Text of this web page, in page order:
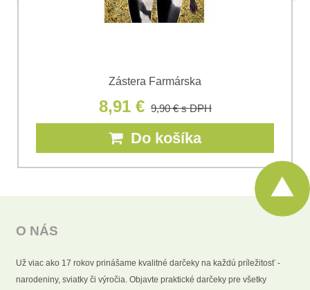
Zástera Farmárska
8,91 € 9,90 €s DPH
Do košíka
O NÁS
Už viac ako 17 rokov prinášame kvalitné darčeky na každú príležitosť -
narodeniny, sviatky či výročia. Objavte praktické darčeky pre všetky